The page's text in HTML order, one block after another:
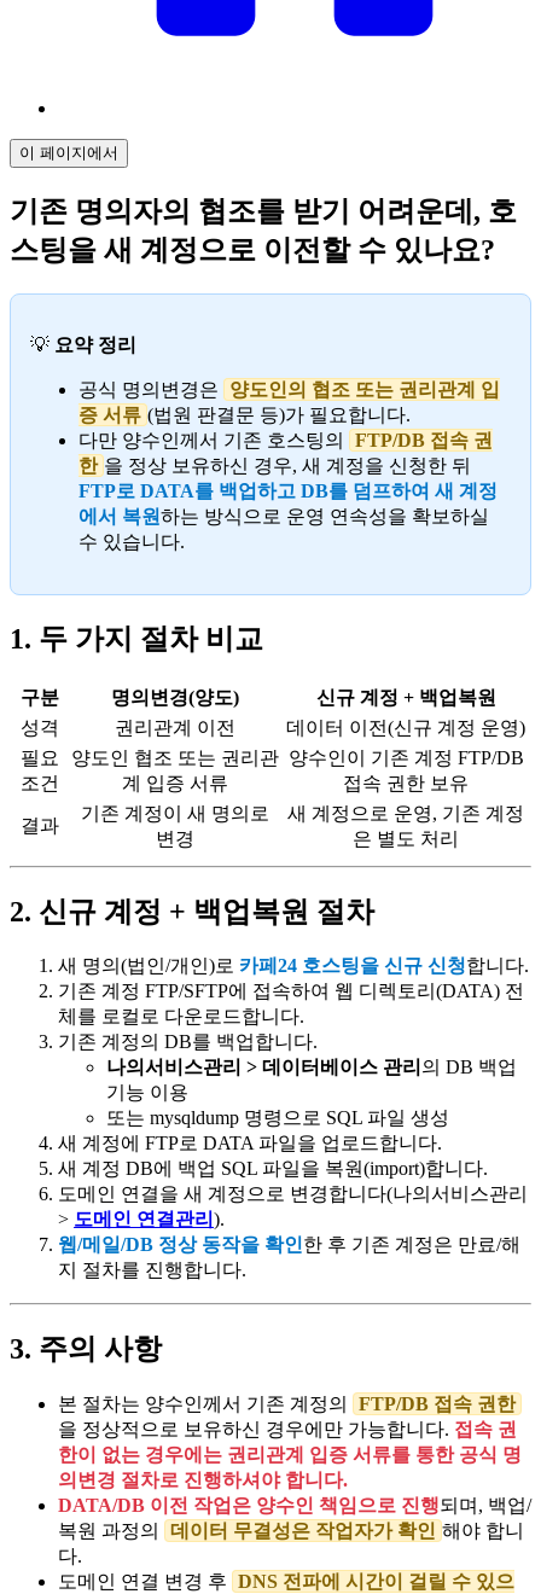
이 페이지에서
기존 명의자의 협조를 받기 어려운데, 호
스팅을 새 계정으로 이전할 수 있나요?
💡 요약 정리
공식 명의변경은
양도인의 협조 또는 권리관계 입
증 서류 (법원 판결문 등)가 필요합니다.
다만 양수인께서 기존 호스팅의
FTP/DB 접속 권
한 을 정상 보유하신 경우, 새 계정을 신청한 뒤
FTP로 DATA를 백업하고 DB를 덤프하여 새 계정
에서 복원하는 방식으로 운영 연속성을 확보하실
수 있습니다.
1. 두 가지 절차 비교
구분 명의변경(양도)
신규 계정 + 백업복원
성격
권리관계 이전
데이터 이전(신규 계정 운영)
필요
조건
양도인 협조 또는 권리관
계 입증 서류
양수인이 기존 계정 FTP/DB
접속 권한 보유
결과
기존 계정이 새 명의로
변경
새 계정으로 운영, 기존 계정
은 별도 처리
2. 신규 계정 + 백업복원 절차
새 명의(법인/개인)로 카페24 호스팅을 신규 신청합니다.
기존 계정 FTP/SFTP에 접속하여 웹 디렉토리(DATA) 전
체를 로컬로 다운로드합니다.
기존 계정의 DB를 백업합니다.
나의서비스관리 > 데이터베이스 관리 의 DB 백업
기능 이용
또는 mysqldump 명령으로 SQL 파일 생성
새 계정에 FTP로 DATA 파일을 업로드합니다.
새 계정 DB에 백업 SQL 파일을 복원(import)합니다.
도메인 연결을 새 계정으로 변경합니다(나의서비스관리
> 도메인 연결관리 ).
웹/메일/DB 정상 동작을 확인한 후 기존 계정은 만료/해
지 절차를 진행합니다.
3. 주의 사항
본 절차는 양수인께서 기존 계정의
FTP/DB 접속 권한
을 정상적으로 보유하신 경우에만 가능합니다. 접속 권
한이 없는 경우에는 권리관계 입증 서류를 통한 공식 명
의변경 절차로 진행하셔야 합니다.
DATA/DB 이전 작업은 양수인 책임으로 진행되며, 백업/
복원 과정의
데이터 무결성은 작업자가 확인 해야 합니
다.
도메인 연결 변경 후 DNS 전파에 시간이 걸릴 수 있으